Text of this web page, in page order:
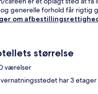
generelle forhold får rigtig
om
størrelse
værelser
har 3 etager